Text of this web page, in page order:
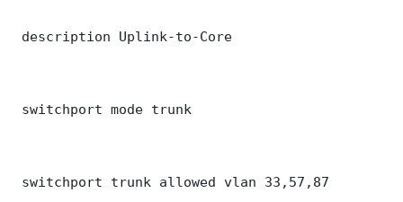
description Uplink-to-Core
switchport mode trunk
switchport trunk allowed vlan 33,57,87